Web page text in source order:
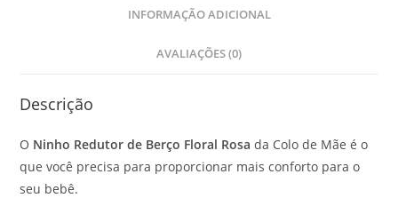
INFORMAÇÃO ADICIONAL
AVALIAÇÕES (0)
Descrição
O Ninho Redutor de Berço Floral Rosa da Colo de Mãe é o
que você precisa para proporcionar mais conforto para o
seu bebê.